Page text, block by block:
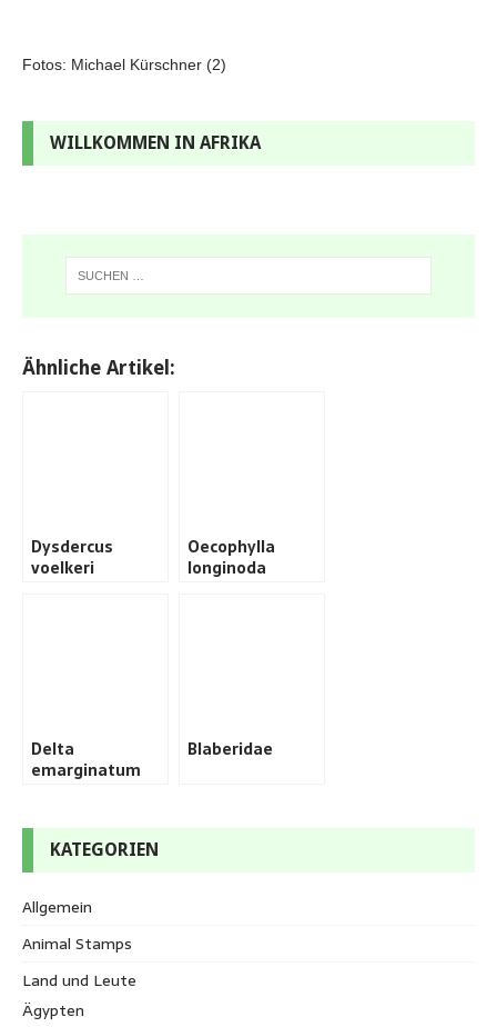
Fotos: Michael Kürschner (2)
WILLKOMMEN IN AFRIKA
Ähnliche Artikel:
Dysdercus
voelkeri
Oecophylla
longinoda
Delta
emarginatum
Blaberidae
KATEGORIEN
Allgemein
Animal Stamps
Land und Leute
Ägypten